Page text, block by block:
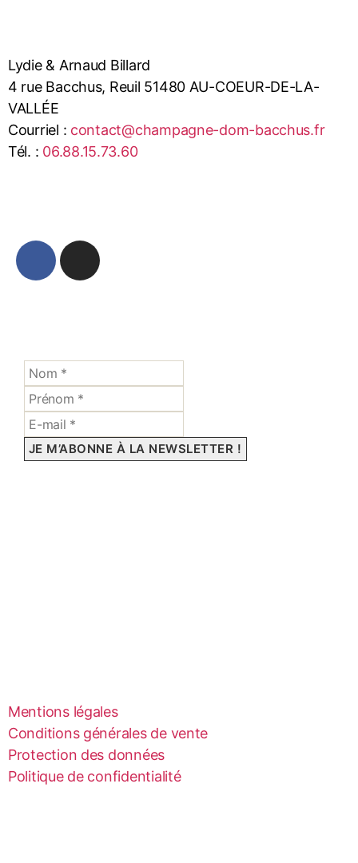
Lydie & Arnaud Billard
4 rue Bacchus, Reuil 51480 AU-COEUR-DE-LA-
VALLÉE
Courriel : contact@champagne-dom-bacchus.fr
Tél. : 06.88.15.73.60
Mentions légales
Conditions générales de vente
Protection des données
Politique de confidentialité